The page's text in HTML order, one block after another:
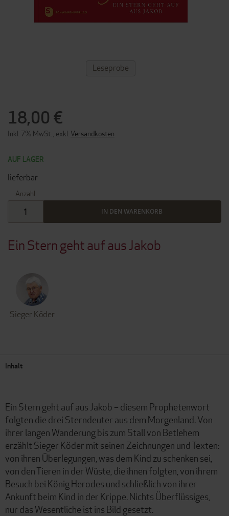
Ein Stern geht auf aus Jakob
Sieger Köder
18,00 €
Inkl. 7% MwSt. exkl. Versandkosten
AUF LAGER
lieferbar
Anzahl
IN DEN WARENKORB
ZUM
ANFANG
Leseprobe
Inhalt
Ein Stern geht auf aus Jakob – diesem Prophetenwort
folgten die drei Sterndeuter aus dem Morgenland. Von
ihrer langen Wanderung bis zum Stall von Betlehem
erzählt Sieger Köder mit seinen Zeichnungen und Texten:
von ihren Überlegungen, was dem Kind zu schenken sei,
von den Tieren in der Wüste, die ihnen folgten, von ihrem
Besuch bei König Herodes und schließlich von ihrer
Ankunft beim Kind in der Krippe. Nichts Überflüssiges,
nur das Wesentliche ist ins Bild gesetzt.